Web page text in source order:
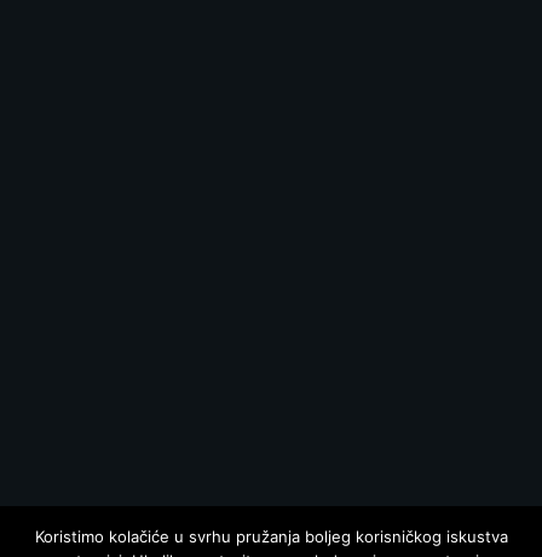
Koristimo kolačiće u svrhu pružanja boljeg korisničkog iskustva